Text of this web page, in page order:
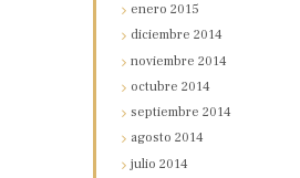
enero2015
diciembre2014
noviembre2014
octubre2014
septiembre2014
agosto2014
julio2014